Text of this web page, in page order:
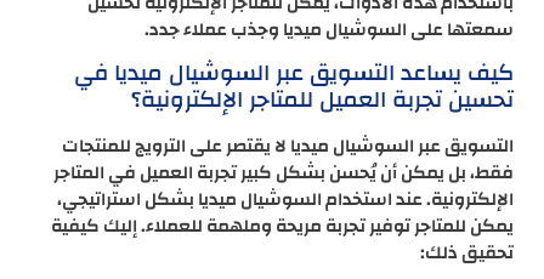
سمعتها على السوشيال ميديا وجذب عملاء جدد.
كيف يساعد التسويق عبر السوشيال ميديا في
تحسين تجربة العميل للمتاجر الإلكترونية؟
التسويق عبر السوشيال ميديا لا يقتصر على الترويج للمنتجات
فقط، بل يمكن أن يُحسن بشكل كبير تجربة العميل في المتاجر
الإلكترونية. عند استخدام السوشيال ميديا بشكل استراتيجي،
يمكن للمتاجر توفير تجربة مريحة وملهمة للعملاء. إليك كيفية
تحقيق ذلك: